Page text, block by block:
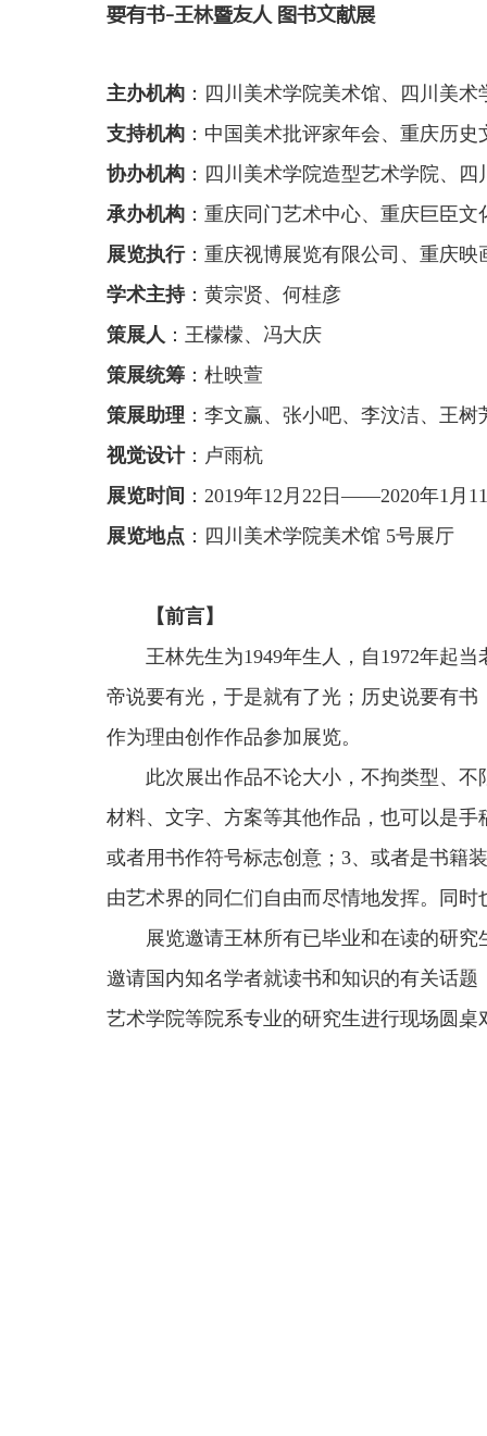
要有书-王林暨友人 图书文献展
主办机构 ：四川美术学院美术馆、四川美
支持机构 ：中国美术批评家年会、重庆历
协办机构 ：四川美术学院造型艺术学院、
承办机构 ：重庆同门艺术中心、重庆巨臣
展览执行：重庆视博展览有限公司、重庆映
学术主持：黄宗贤、何桂彦
策展人 ：王檬檬、冯大庆
策展统筹 ：杜映萱
策展助理 ：李文赢、张小吧、李汶洁、王
视觉设计：卢雨杭
展览时间 ： 2019年12月22日——2020年1月
展览地点 ：四川美术学院美术馆 5号展厅
【前言】
王林先生为1949年生人，自 1972年起当
帝说要有光，于是就有了光；历史说要有书
作为理由创作作品参加展览。
此次展出作品不论大小，不拘类型、
材料、文字、方案等其他作品，也可以是
或者用书作符号标志创意；3、或者是书籍
由艺术界的同仁们自由而尽情地发挥。同
展览邀请王林所有已毕业和在读的研
邀请国内知名学者就读书和知识的有关话
艺术学院等院系专业的研究生进行现场圆桌